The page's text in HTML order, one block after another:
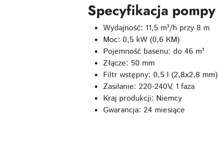
Specyfikacja
Wydajność: 11,5 m³/h przy 8 m
Moc: 0,5 kW (0,6 KM)
Pojemność basenu: do 46 m³
Złącze: 50 mm
Filtr wstępny: 0,5 l (2,8x2,8 mm)
Zasilanie: 220-240V, 1 faza
Kraj produkcji: Niemcy
Gwarancja: 24 miesiące